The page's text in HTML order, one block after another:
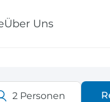
Über Uns
2 Personen